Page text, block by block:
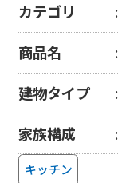
カテゴリ
商品名
建物タイプ
家族構成
キッチン